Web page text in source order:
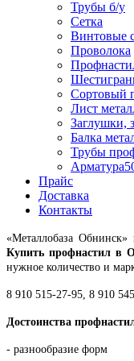
Трубы б/у
Сетка
Винтовые
Проволока
Сортовый
Лист
Заглушки,
Балка
Трубы
Прайс
Доставка
Контакты
«Металлобаза Обнинск»
Купить профнастил в
нужное количество и
8 910 515-27-95, 8 910
Достоинства
- разнообразие форм